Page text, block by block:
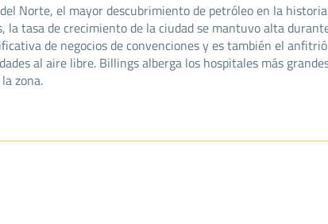
Norte, el mayor descubrimiento de petróleo en la historia
tasa de crecimiento de la ciudad se mantuvo alta
de negocios de convenciones y es también el
al aire libre. Billings alberga los hospitales más
zona.